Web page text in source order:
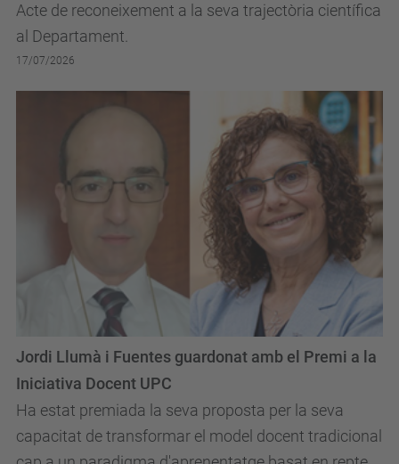
Acte de reconeixement a la seva trajectòria científica
al Departament.
17/07/2026
Ha estat premiada la seva proposta per la seva
capacitat de transformar el model docent tradicional
Jordi Llumà i Fuentes guardonat amb el Premi a la
Iniciativa Docent UPC